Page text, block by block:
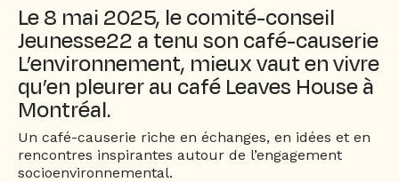
Le 8 mai 2025, le comité-conseil
Jeunesse22 a tenu son café-causerie
L’environnement, mieux vaut en vivre
qu’en pleurer au café Leaves House à
Montréal.
Un café-causerie riche en échanges, en idées et en
rencontres inspirantes autour de l’engagement
socioenvironnemental.